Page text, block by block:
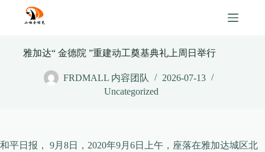
content
雅加达“ 金德院 ”重建动工奠基典礼上周日举行
FRDMALL 内容团队
2026-07-13
Uncategorized
和平日报， 9月8日，2020年9月6日上午，座落在雅加达城区北